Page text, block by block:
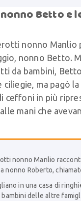
Betto e
nonno Manlio
nonno Betto.
da bambini,
ma pagò
ceffoni in più
mani che
nonno Manlio
nonno Roberto,
in una casa di
delle altre